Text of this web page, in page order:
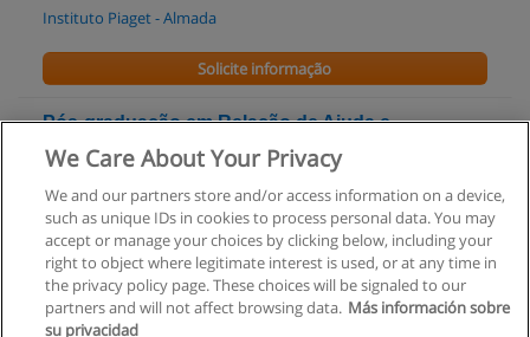
Instituto Piaget - Almada
Solicite informação
Pós-graduação em Relação de Ajuda e
Intervenção Terapêutica
Solicite informação
We Care About Your Privacy
We and our partners store and/or access information on a device,
such as unique IDs in cookies to process personal data. You may
accept or manage your choices by clicking below, including your
right to object where legitimate interest is used, or at any time in
the privacy policy page. These choices will be signaled to our
partners and will not affect browsing data. Más información sobre
su privacidad